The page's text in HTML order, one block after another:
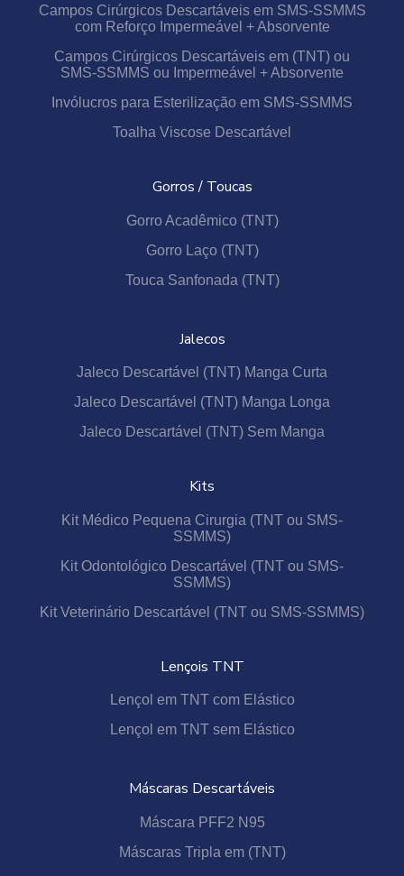
Campos Cirúrgicos Descartáveis em SMS-SSMMS
com Reforço Impermeável + Absorvente
Campos Cirúrgicos Descartáveis em (TNT) ou
SMS-SSMMS ou Impermeável + Absorvente
Invólucros para Esterilização em SMS-SSMMS
Toalha Viscose Descartável
Gorros / Toucas
Gorro Acadêmico (TNT)
Gorro Laço (TNT)
Touca Sanfonada (TNT)
Jalecos
Jaleco Descartável (TNT) Manga Curta
Jaleco Descartável (TNT) Manga Longa
Jaleco Descartável (TNT) Sem Manga
Kits
Kit Médico Pequena Cirurgia (TNT ou SMS-
SSMMS)
Kit Odontológico Descartável (TNT ou SMS-
SSMMS)
Kit Veterinário Descartável (TNT ou SMS-SSMMS)
Lençois TNT
Lençol em TNT com Elástico
Lençol em TNT sem Elástico
Máscaras Descartáveis
Máscara PFF2 N95
Máscaras Tripla em (TNT)